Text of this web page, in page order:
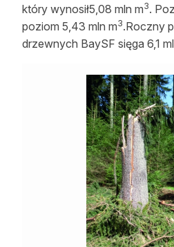
który wynosił5,08 mln m3.
poziom 5,43 mln m3.Roczny
drzewnych BaySF sięga 6,1